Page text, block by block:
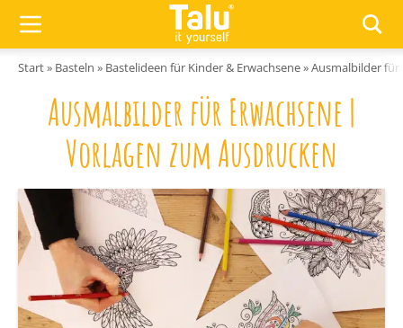
Start» Basteln » Bastelideen für Kinder & Erwachsene»Ausmalbilder für
Ausmalbilder für Erwachsene |
Vorlagen zum Ausdrucken